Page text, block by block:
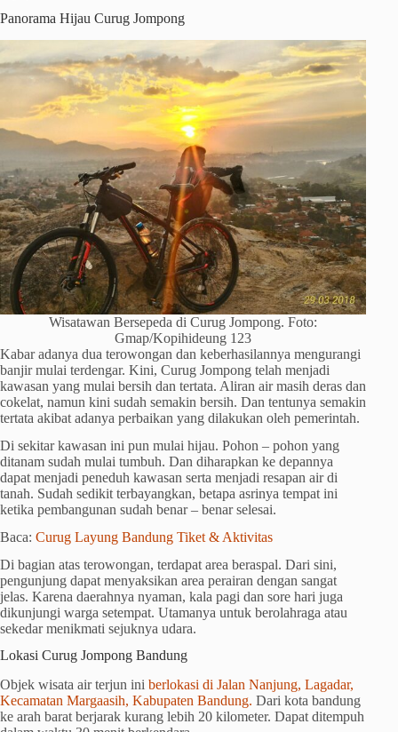
Panorama Hijau Curug Jompong
Wisatawan Bersepeda di Curug Jompong. Foto:
Gmap/Kopihideung 123
Kabar adanya dua terowongan dan keberhasilannya mengurangi
banjir mulai terdengar. Kini, Curug Jompong telah menjadi
kawasan yang mulai bersih dan tertata. Aliran air masih deras dan
cokelat, namun kini sudah semakin bersih. Dan tentunya semakin
tertata akibat adanya perbaikan yang dilakukan oleh pemerintah.
Di sekitar kawasan ini pun mulai hijau. Pohon – pohon yang
ditanam sudah mulai tumbuh. Dan diharapkan ke depannya
dapat menjadi peneduh kawasan serta menjadi resapan air di
tanah. Sudah sedikit terbayangkan, betapa asrinya tempat ini
ketika pembangunan sudah benar – benar selesai.
Baca: Curug Layung Bandung Tiket & Aktivitas
Di bagian atas terowongan, terdapat area beraspal. Dari sini,
pengunjung dapat menyaksikan area perairan dengan sangat
jelas. Karena daerahnya nyaman, kala pagi dan sore hari juga
dikunjungi warga setempat. Utamanya untuk berolahraga atau
sekedar menikmati sejuknya udara.
Lokasi Curug Jompong Bandung
Objek wisata air terjun ini berlokasi di Jalan Nanjung, Lagadar,
Kecamatan Margaasih, Kabupaten Bandung. Dari kota bandung
ke arah barat berjarak kurang lebih 20 kilometer. Dapat ditempuh